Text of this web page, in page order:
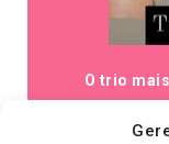
O trio